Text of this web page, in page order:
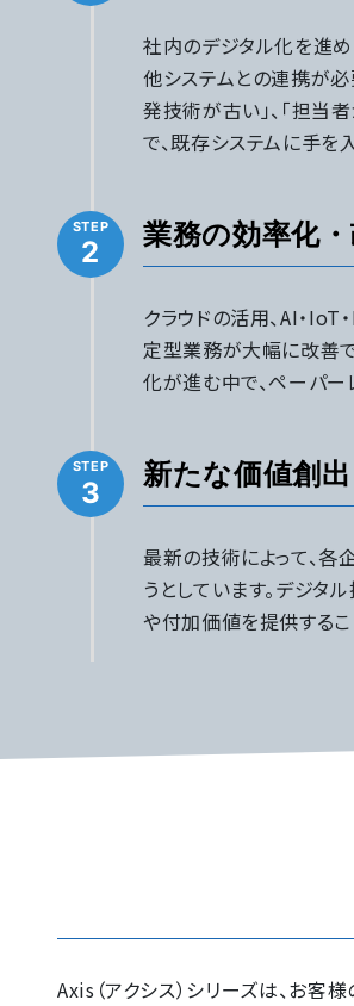
社内のデジタル化を進め
他システムとの連携が必
発技術が古い」、「担当
で、既存システムに手を
2
業務の効率化
クラウドの活用、AI・IoT
定型業務が大幅に改善
化が進む中で、ペーパー
3
新たな価値創
最新の技術によって、各
うとしています。デジタ
や付加価値を提供する
Axis（アクシス）シリーズは、お客